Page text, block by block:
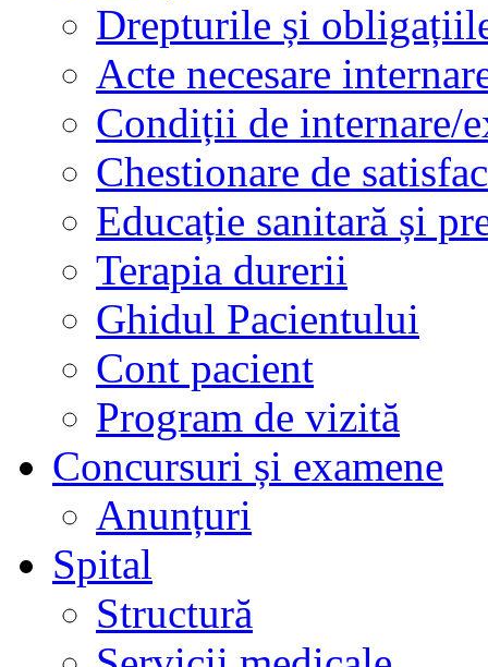
Drepturile și
Acte necesare
Condiții de internare/
Chestionare de
Educație sanitară și
Terapia durerii
Ghidul Pacientului
Cont pacient
Program de vizită
Concursuri și examene
Anunțuri
Spital
Structură